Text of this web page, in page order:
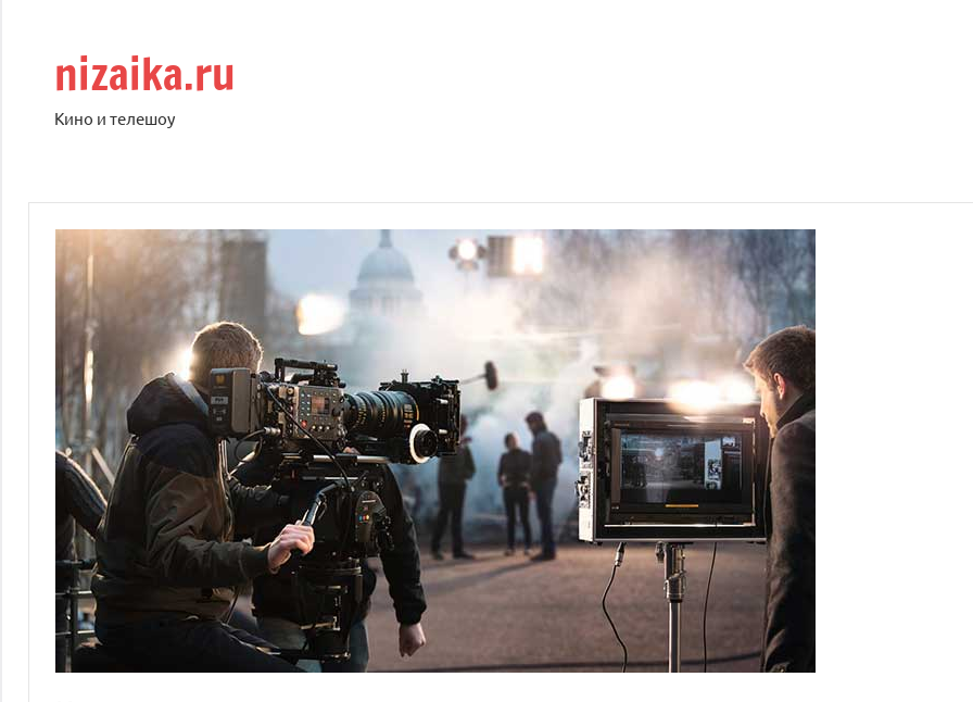
содержимому
nizaika.ru
Кино и телешоу